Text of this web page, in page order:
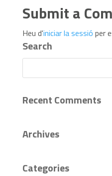
Submit a
Heu d'iniciar la sessió per
Search
Recent Comments
Archives
Categories